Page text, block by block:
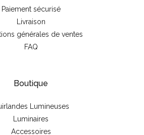
Paiement sécurisé
Livraison
générales de ventes
FAQ
Boutique
Lumineuses
Luminaires
Accessoires